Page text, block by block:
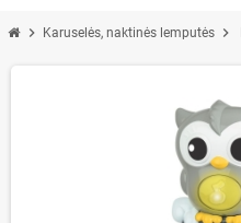
chevron_right Karuselės, naktinės lemputės chevron_right